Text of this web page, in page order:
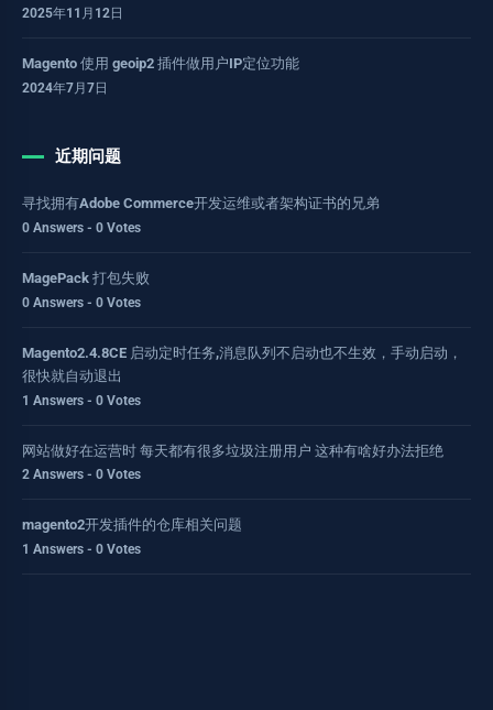
2025年11月12日
Magento 使用 geoip2 插件做用户IP定位功能
2024年7月7日
近期问题
寻找拥有Adobe Commerce开发运维或者架构证书的兄弟
0 Answers - 0 Votes
MagePack 打包失败
0 Answers - 0 Votes
Magento2.4.8CE 启动定时任务,消息队列不启动也不生效，手动启动，
很快就自动退出
1 Answers - 0 Votes
网站做好在运营时 每天都有很多垃圾注册用户 这种有啥好办法拒绝
2 Answers - 0 Votes
magento2开发插件的仓库相关问题
1 Answers - 0 Votes